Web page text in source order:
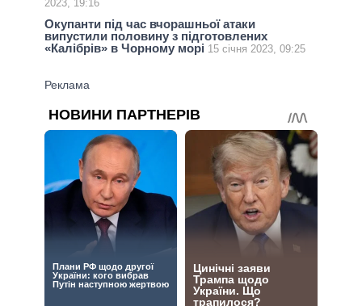
2023, 19:16
Окупанти під час вчорашньої атаки
випустили половину з підготовлених
«Калібрів» в Чорному морі 15 січня 2023, 09:25